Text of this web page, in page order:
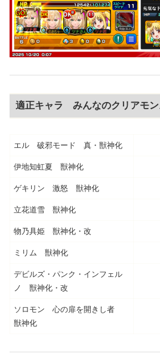
適正キャラ みんなのクリアモン
エル 破邪モード 真・獣神化
伊地知虹夏 獣神化
ゲキリン 激怒 獣神化
立花道雪 獣神化
物乃具姫 獣神化・改
ミリム 獣神化
デビルズ・パンク・インフェル
ノ 獣神化・改
ソロモン 心の扉を開きし者
獣神化